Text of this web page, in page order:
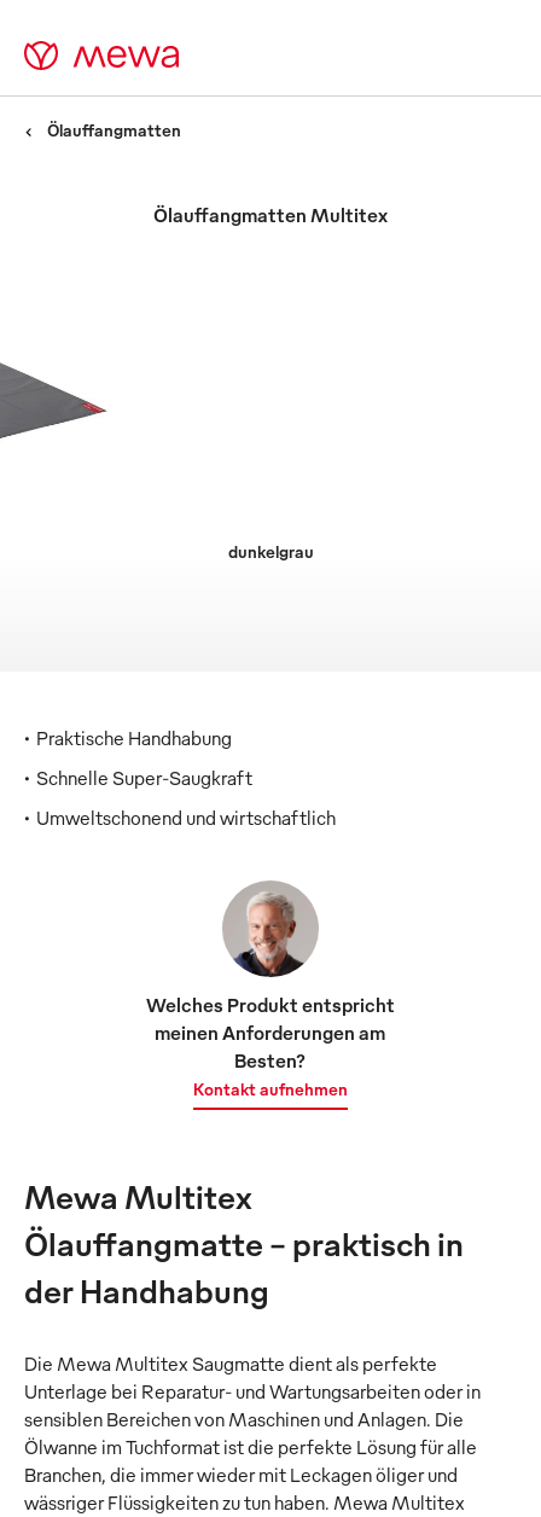
Ölauffangmatten
Ölauffangmatten Multitex
dunkelgrau
Praktische Handhabung
Schnelle Super-Saugkraft
Umweltschonend und wirtschaftlich
Welches Produkt entspricht
meinen Anforderungen am
Besten?
Kontakt aufnehmen
Mewa Multitex
Ölauffangmatte – praktisch in
der Handhabung
Die Mewa Multitex Saugmatte dient als perfekte
Unterlage bei Reparatur- und Wartungsarbeiten oder in
sensiblen Bereichen von Maschinen und Anlagen. Die
Ölwanne im Tuchformat ist die perfekte Lösung für alle
Branchen, die immer wieder mit Leckagen öliger und
wässriger Flüssigkeiten zu tun haben. Mewa Multitex